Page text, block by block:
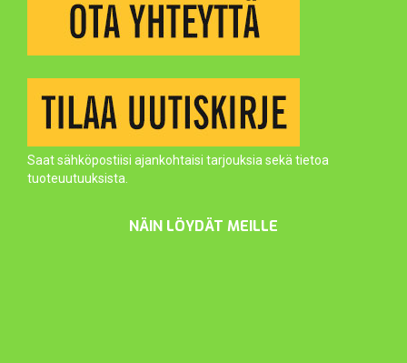
Saat sähköpostiisi ajankohtaisi tarjouksia sekä tietoa
tuoteuutuuksista.
NÄIN LÖYDÄT MEILLE